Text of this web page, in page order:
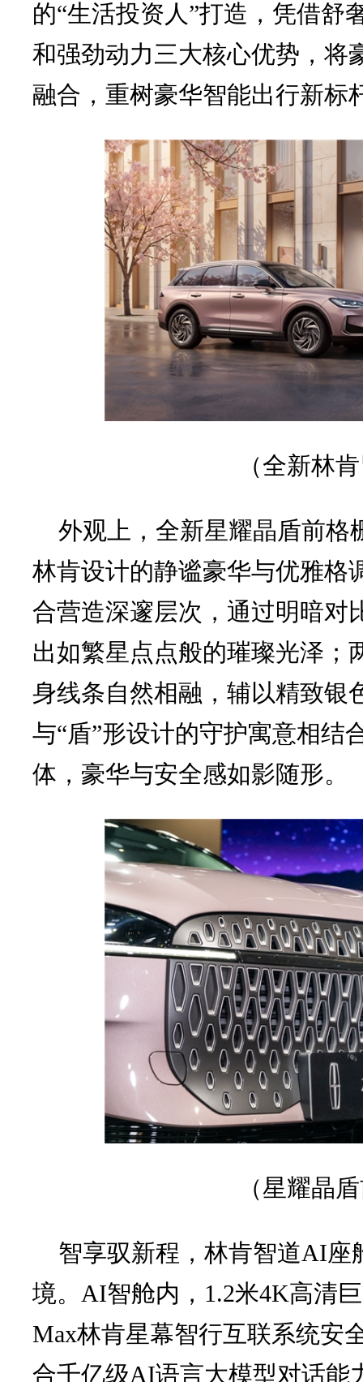
的“生活投资人”打造，凭借舒
和强劲动力三大核心优势，将
融合，重树豪华智能出行新标
（全新林
外观上，全新星耀晶盾前格
林肯设计的静谧豪华与优雅格
合营造深邃层次，通过明暗对
出如繁星点点般的璀璨光泽；
身线条自然相融，辅以精致银
与“盾”形设计的守护寓意相结
体，豪华与安全感如影随形。
（星耀晶
智享驭新程，林肯智道AI座
境。AI智舱内，1.2米4K高清
Max林肯星幕智行互联系统安
合千亿级AI语言大模型对话能